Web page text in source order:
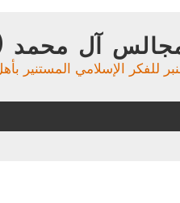
آل محمد
للفكر الإسلامي المستنير